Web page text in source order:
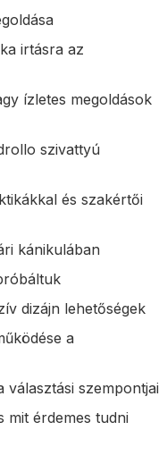
irtásra az
ízletes megoldások
szivattyú
és szakértői
kánikulában
dizájn lehetőségek
a
szempontjai
mit érdemes tudni